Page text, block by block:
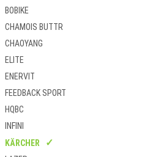
BOBIKE
CHAMOIS BUTTR
CHAOYANG
ELITE
ENERVIT
FEEDBACK SPORT
HQBC
INFINI
KÄRCHER